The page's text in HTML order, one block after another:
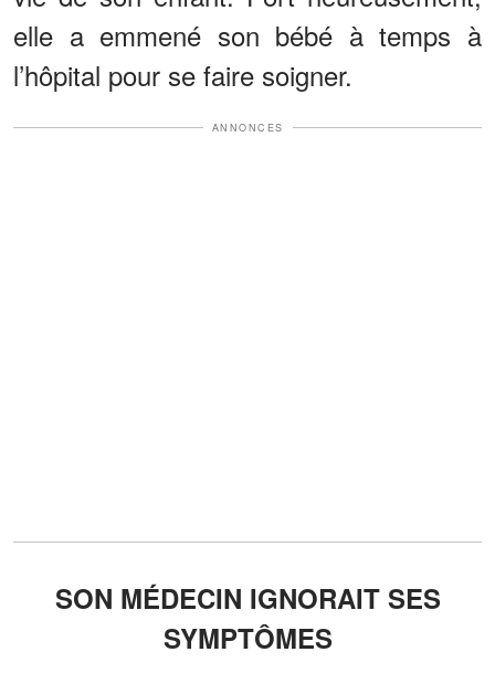
elle a emmené son bébé à temps à
l’hôpital pour se faire soigner.
ANNONCES
SON MÉDECIN IGNORAIT SES
SYMPTÔMES